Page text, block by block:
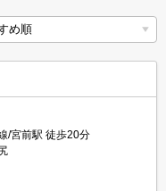
/宮前駅 徒歩20分